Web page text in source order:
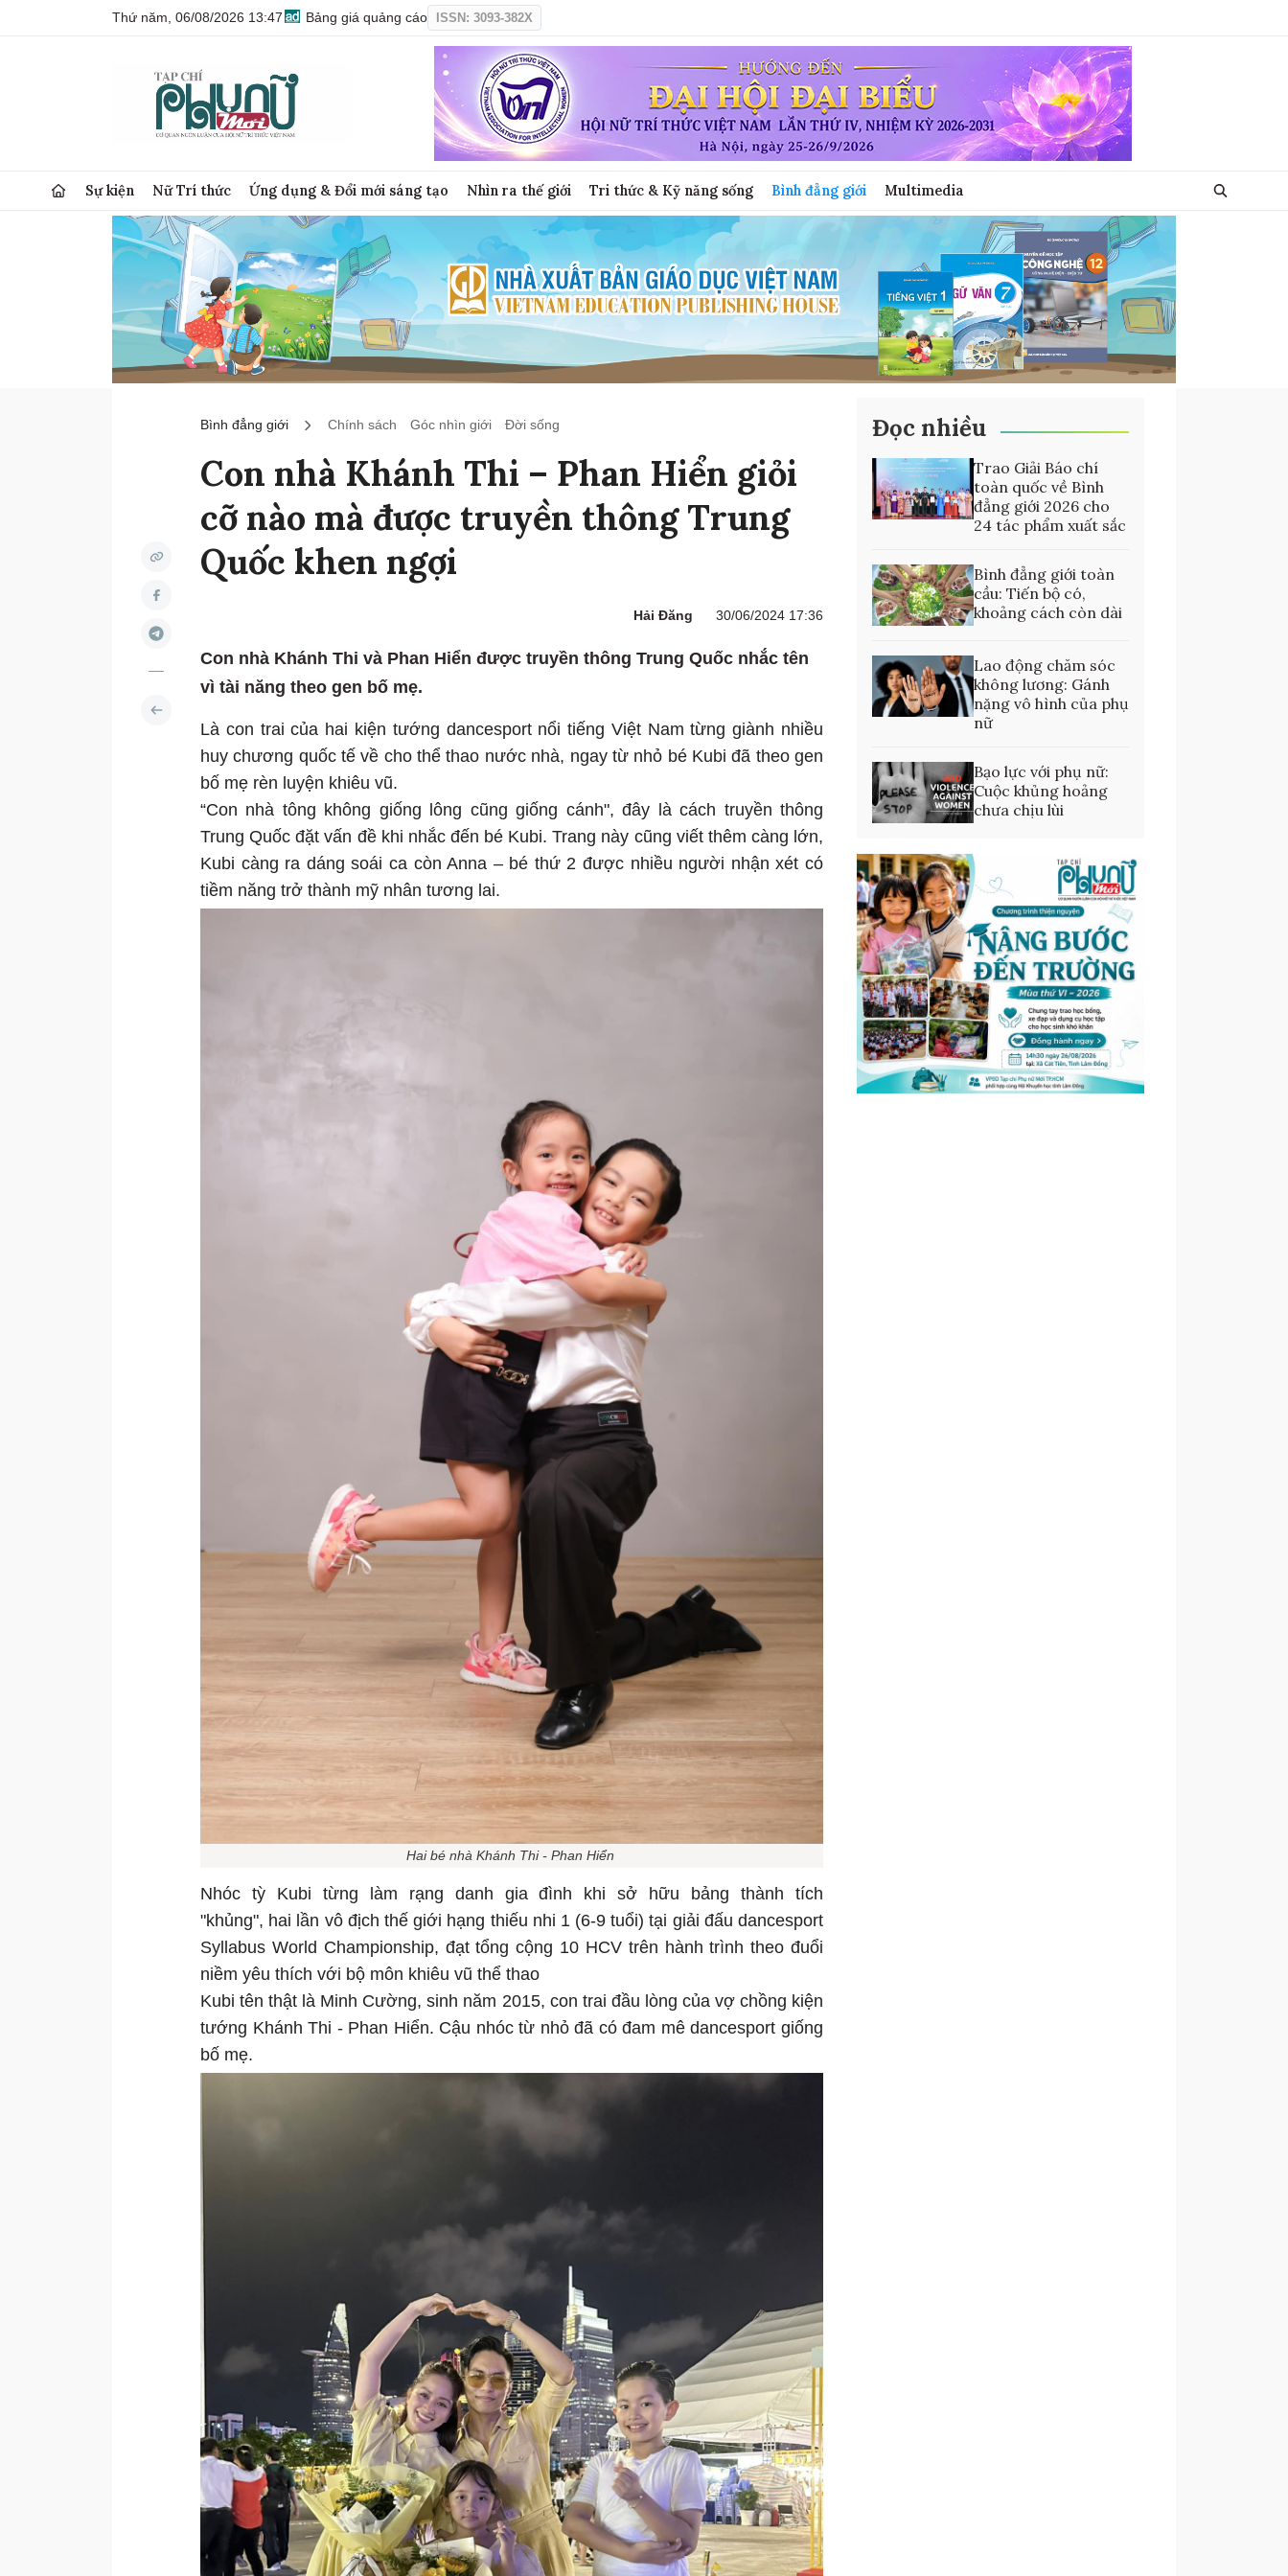
Thứ năm, 06/08/2026 13:47 Bảng giá quảng cáo ISSN: 3093-382X
Sự kiện Nữ Trí thức Ứng dụng & Đổi mới sáng tạo Nhìn ra thế giới Tri thức & Kỹ năng sống Bình đẳng giới Multimedia
Bình đẳng giới Chính sách Góc nhìn giới Đời sống
Con nhà Khánh Thi – Phan Hiển giỏi
cỡ nào mà được truyền thông Trung
Quốc khen ngợi
Hải Đăng 30/06/2024 17:36
Con nhà Khánh Thi và Phan Hiển được truyền thông Trung Quốc nhắc tên
vì tài năng theo gen bố mẹ.
Là con trai của hai kiện tướng dancesport nổi tiếng Việt Nam từng giành nhiều
huy chương quốc tế về cho thể thao nước nhà, ngay từ nhỏ bé Kubi đã theo gen
bố mẹ rèn luyện khiêu vũ.
“Con nhà tông không giống lông cũng giống cánh", đây là cách truyền thông
Trung Quốc đặt vấn đề khi nhắc đến bé Kubi. Trang này cũng viết thêm càng lớn,
Kubi càng ra dáng soái ca còn Anna – bé thứ 2 được nhiều người nhận xét có
tiềm năng trở thành mỹ nhân tương lai.
Hai bé nhà Khánh Thi - Phan Hiển
Nhóc tỳ Kubi từng làm rạng danh gia đình khi sở hữu bảng thành tích
"khủng", hai lần vô địch thế giới hạng thiếu nhi 1 (6-9 tuổi) tại giải đấu dancesport
Syllabus World Championship, đạt tổng cộng 10 HCV trên hành trình theo đuổi
niềm yêu thích với bộ môn khiêu vũ thể thao
Kubi tên thật là Minh Cường, sinh năm 2015, con trai đầu lòng của vợ chồng kiện
tướng Khánh Thi - Phan Hiển. Cậu nhóc từ nhỏ đã có đam mê dancesport giống
bố mẹ.
Đọc nhiều
Trao Giải Báo chí
toàn quốc về Bình
đẳng giới 2026 cho
24 tác phẩm xuất sắc
Bình đẳng giới toàn
cầu: Tiến bộ có,
khoảng cách còn dài
Lao động chăm sóc
không lương: Gánh
nặng vô hình của phụ
nữ
Bạo lực với phụ nữ:
Cuộc khủng hoảng
chưa chịu lùi